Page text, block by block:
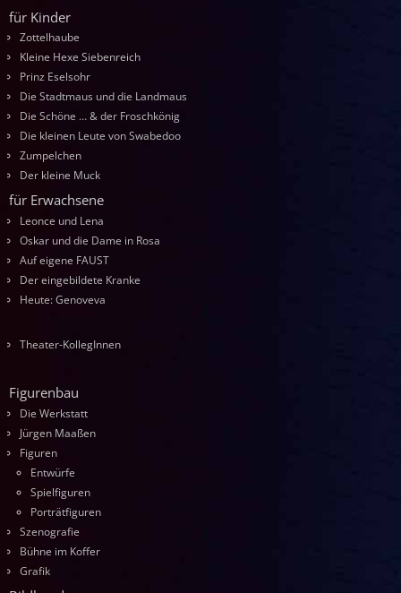
für Kinder
Zottelhaube
Kleine Hexe Siebenreich
Prinz Eselsohr
Die Stadtmaus und die Landmaus
Die Schöne … & der Froschkönig
Die kleinen Leute von Swabedoo
Zumpelchen
Der kleine Muck
für Erwachsene
Leonce und Lena
Oskar und die Dame in Rosa
Auf eigene FAUST
Der eingebildete Kranke
Heute: Genoveva
Theater-KollegInnen
Figurenbau
Die Werkstatt
Jürgen Maaßen
Figuren
Entwürfe
Spielfiguren
Porträtfiguren
Szenografie
Bühne im Koffer
Grafik